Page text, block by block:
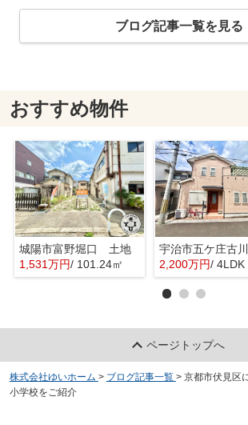
ブログ記事一覧を見る
おすすめ物件
城陽市富野堀口 土地
1,531万円/ 101.24㎡
2,200万円/ 4LDK
ページトップへ
株式会社ゆいホーム > ブログ記事一覧 > 京都市伏見区
小学校をご紹介